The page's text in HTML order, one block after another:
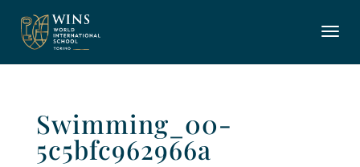
Swimming_00-
5c5bfc962966a